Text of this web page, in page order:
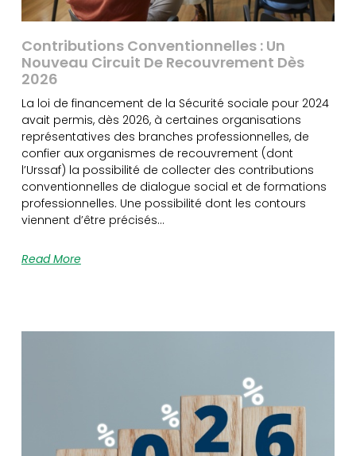
Contributions Conventionnelles : Un
Nouveau Circuit De Recouvrement Dès
2026
La loi de financement de la Sécurité sociale pour 2024
avait permis, dès 2026, à certaines organisations
représentatives des branches professionnelles, de
confier aux organismes de recouvrement (dont
l’Urssaf) la possibilité de collecter des contributions
conventionnelles de dialogue social et de formations
professionnelles. Une possibilité dont les contours
viennent d’être précisés…
Read More